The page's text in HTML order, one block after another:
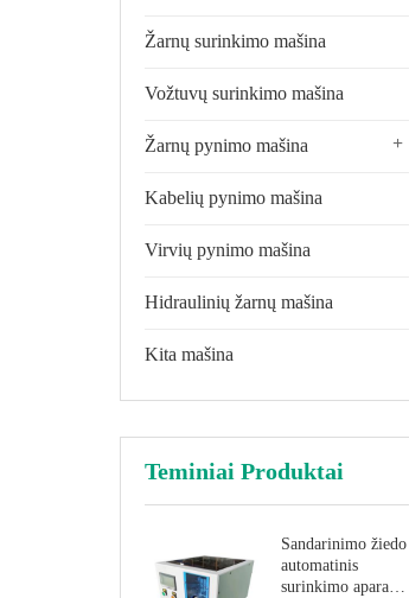
Žarnų surinkimo mašina
Vožtuvų surinkimo mašina
+
Žarnų pynimo mašina
Kabelių pynimo mašina
Virvių pynimo mašina
Hidraulinių žarnų mašina
Kita mašina
Teminiai Produktai
Sandarinimo žiedo
automatinis
surinkimo aparatas